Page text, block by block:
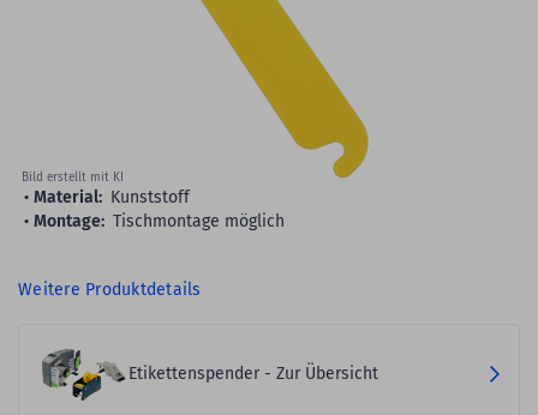
Bild erstellt mit KI
Material: Kunststoff
Montage: Tischmontage möglich
Weitere Produktdetails
Etikettenspender - Zur Übersicht